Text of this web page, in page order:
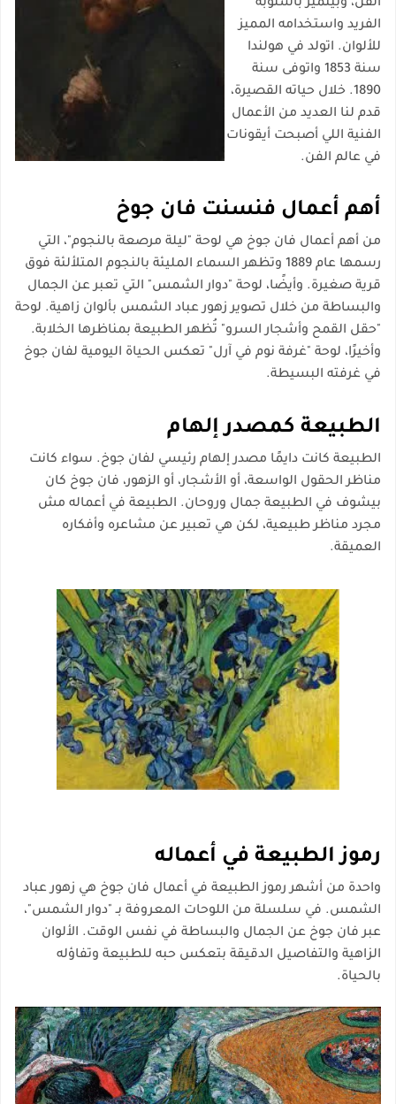
الفن، وبيتميز بأسلوبه
الفريد واستخدامه المميز
للألوان. اتولد في هولندا
سنة 1853 واتوفى سنة
1890. خلال حياته القصيرة،
قدم لنا العديد من الأعمال
الفنية اللي أصبحت أيقونات
في عالم الفن.
أهم أعمال فنسنت فان جوخ
من أهم أعمال فان جوخ هي لوحة "ليلة مرصعة بالنجوم"، التي
رسمها عام 1889 وتظهر السماء المليئة بالنجوم المتلألئة فوق
قرية صغيرة. وأيضًا، لوحة "دوار الشمس" التي تعبر عن الجمال
والبساطة من خلال تصوير زهور عباد الشمس بألوان زاهية. لوحة
"حقل القمح وأشجار السرو" تُظهر الطبيعة بمناظرها الخلابة.
وأخيرًا، لوحة "غرفة نوم في آرل" تعكس الحياة اليومية لفان جوخ
في غرفته البسيطة.
الطبيعة كمصدر إلهام
الطبيعة كانت دايمًا مصدر إلهام رئيسي لفان جوخ. سواء كانت
مناظر الحقول الواسعة، أو الأشجار، أو الزهور، فان جوخ كان
بيشوف في الطبيعة جمال وروحان. الطبيعة في أعماله مش
مجرد مناظر طبيعية، لكن هي تعبير عن مشاعره وأفكاره
العميقة.
رموز الطبيعة في أعماله
واحدة من أشهر رموز الطبيعة في أعمال فان جوخ هي زهور عباد
الشمس. في سلسلة من اللوحات المعروفة بـ "دوار الشمس"،
عبر فان جوخ عن الجمال والبساطة في نفس الوقت. الألوان
الزاهية والتفاصيل الدقيقة بتعكس حبه للطبيعة وتفاؤله
بالحياة.